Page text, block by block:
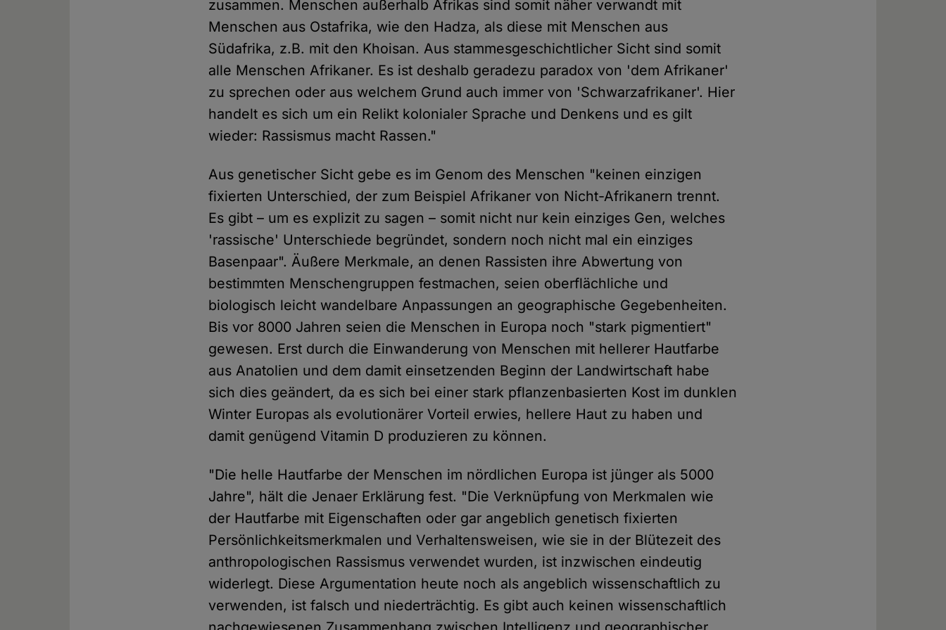
zusammen. Menschen außerhalb Afrikas sind somit näher verwandt mit
Menschen aus Ostafrika, wie den Hadza, als diese mit Menschen aus
Südafrika, z.B. mit den Khoisan. Aus stammesgeschichtlicher Sicht sind somit
alle Menschen Afrikaner. Es ist deshalb geradezu paradox von 'dem Afrikaner'
zu sprechen oder aus welchem Grund auch immer von 'Schwarzafrikaner'. Hier
handelt es sich um ein Relikt kolonialer Sprache und Denkens und es gilt
wieder: Rassismus macht Rassen."
Aus genetischer Sicht gebe es im Genom des Menschen "keinen einzigen
fixierten Unterschied, der zum Beispiel Afrikaner von Nicht-Afrikanern trennt.
Es gibt – um es explizit zu sagen – somit nicht nur kein einziges Gen, welches
'rassische' Unterschiede begründet, sondern noch nicht mal ein einziges
Basenpaar". Äußere Merkmale, an denen Rassisten ihre Abwertung von
bestimmten Menschengruppen festmachen, seien oberflächliche und
biologisch leicht wandelbare Anpassungen an geographische Gegebenheiten.
Bis vor 8000 Jahren seien die Menschen in Europa noch "stark pigmentiert"
gewesen. Erst durch die Einwanderung von Menschen mit hellerer Hautfarbe
aus Anatolien und dem damit einsetzenden Beginn der Landwirtschaft habe
sich dies geändert, da es sich bei einer stark pflanzenbasierten Kost im dunklen
Winter Europas als evolutionärer Vorteil erwies, hellere Haut zu haben und
damit genügend Vitamin D produzieren zu können.
"Die helle Hautfarbe der Menschen im nördlichen Europa ist jünger als 5000
Jahre", hält die Jenaer Erklärung fest. "Die Verknüpfung von Merkmalen wie
der Hautfarbe mit Eigenschaften oder gar angeblich genetisch fixierten
Persönlichkeitsmerkmalen und Verhaltensweisen, wie sie in der Blütezeit des
anthropologischen Rassismus verwendet wurden, ist inzwischen eindeutig
widerlegt. Diese Argumentation heute noch als angeblich wissenschaftlich zu
verwenden, ist falsch und niederträchtig. Es gibt auch keinen wissenschaftlich